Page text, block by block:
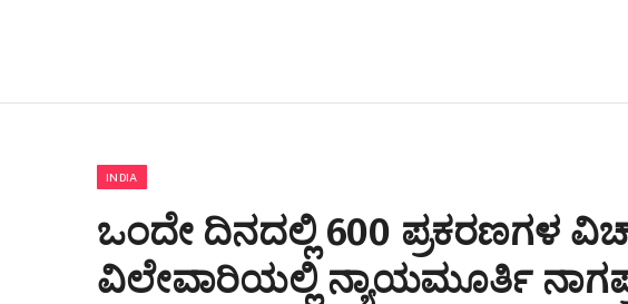
INDIA
ಒಂದೇ ದಿನದಲ್ಲಿ 600 ಪ್ರಕರಣಗಳ
ವಿಲೇವಾರಿಯಲ್ಲಿ ನ್ಯಾಯಮೂರ್ತಿ